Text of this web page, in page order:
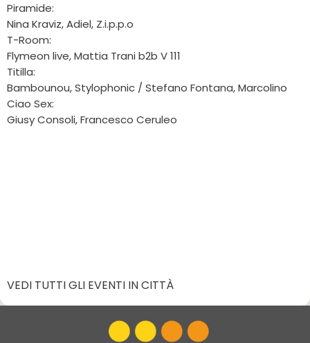
Piramide:
Nina Kraviz, Adiel, Z.i.p.p.o
T-Room:
Flymeon live, Mattia Trani b2b V 111
Titilla:
Bambounou, Stylophonic / Stefano Fontana, Marcolino
Ciao Sex:
Giusy Consoli, Francesco Ceruleo
VEDI TUTTI GLI EVENTI IN CITTÀ